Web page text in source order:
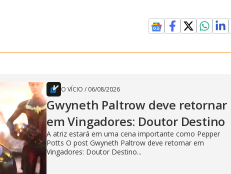
O VÍCIO / 06/08/2026
Gwyneth Paltrow deve retornar
em Vingadores: Doutor Destino
A atriz estará em uma cena importante como Pepper
Potts O post Gwyneth Paltrow deve retornar em
Vingadores: Doutor Destino...